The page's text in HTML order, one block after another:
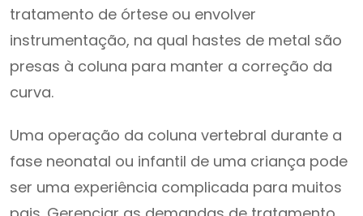
tratamento de órtese ou envolver
instrumentação, na qual hastes de metal são
presas à coluna para manter a correção da
curva.
Uma operação da coluna vertebral durante a
fase neonatal ou infantil de uma criança pode
ser uma experiência complicada para muitos